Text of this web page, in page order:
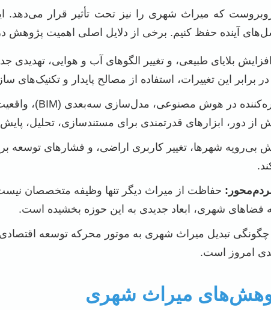
که میراث شهری را نیز تحت تأثیر قرار می‌دهد.
آینده حفظ کنیم. برخی از دلایل اصلی اهمیت پژوهش
بلایای طبیعی، و تغییر الگوهای آب و هوایی،
این تغییرات، استفاده از مصالح پایدار و تکنیک‌های
بی‌رویه شهرها، تغییر کاربری اراضی، و فشارهای توسعه
حفاظت از میراث دیگر تنها وظیفه متخصصان
شهری، ابعاد جدیدی به این حوزه بخشیده است.
چگونگی تبدیل میراث شهری به موتور محرکه توسعه
امروز است.
میراث شهری